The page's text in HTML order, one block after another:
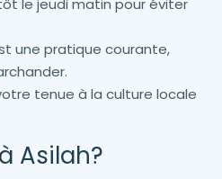
le jeudi matin pour éviter
une pratique courante,
tenue à la culture locale
Asilah?